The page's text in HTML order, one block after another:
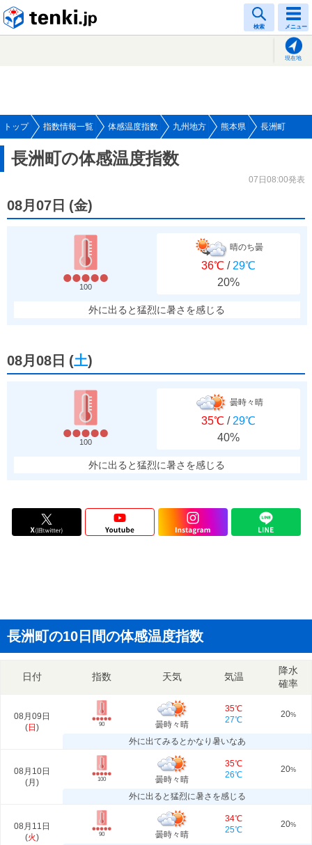
検索 メニュー
現在地
トップ 指数情報一覧 体感温度指数 九州地方 熊本県 長洲町
長洲町の体感温度指数
07日08:00発表
08月07日 (金)
100
晴のち曇
36℃ / 29℃
20%
外に出ると猛烈に暑さを感じる
08月08日 (土)
100
曇時々晴
35℃ / 29℃
40%
外に出ると猛烈に暑さを感じる
長洲町の10日間の体感温度指数
日付 指数 天気 気温
降水
確率
08月09日
(日 ) 90 曇時々晴
35℃
27℃
20%
外に出てみるとかなり暑いなあ
08月10日
(月 ) 100 曇時々晴
35℃
26℃
20%
外に出ると猛烈に暑さを感じる
08月11日
(火) 90 曇時々晴
34℃
25℃
20%